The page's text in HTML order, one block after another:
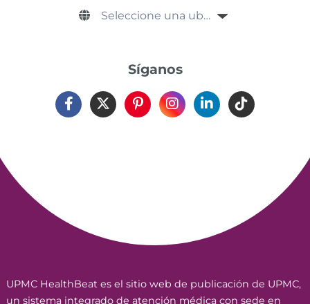
Síganos
UPMC HealthBeat es el sitio web de publicación de UPMC,
un sistema integrado de atención médica con sede en